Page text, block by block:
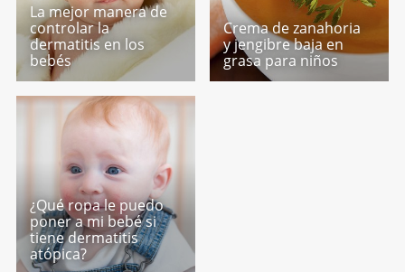
La mejor manera de
controlar la
dermatitis en los
bebés
Crema de zanahoria
y jengibre baja en
grasa para niños
¿Qué ropa le puedo
poner a mi bebé si
tiene dermatitis
atópica?